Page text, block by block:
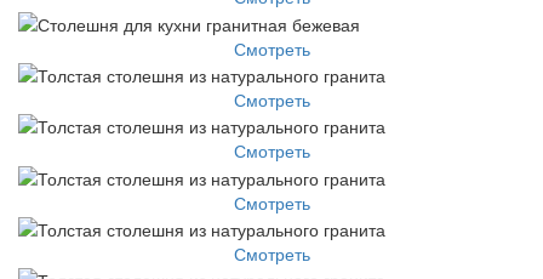
Смотреть
Смотреть
Смотреть
Смотреть
Смотреть